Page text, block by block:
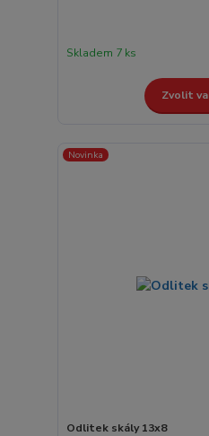
Skladem 7 ks
Zvolit
Novinka
Odlitek skály 13x8